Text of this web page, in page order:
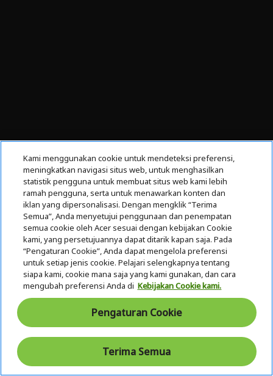
Baru
Tampilan
Serbaguna
Engsel 180
derajat yang
sempurna
untuk berbagi
konten dan
Kami menggunakan cookie untuk mendeteksi preferensi,
meningkatkan navigasi situs web, untuk menghasilkan
statistik pengguna untuk membuat situs web kami lebih
ramah pengguna, serta untuk menawarkan konten dan
iklan yang dipersonalisasi. Dengan mengklik “Terima
Semua”, Anda menyetujui penggunaan dan penempatan
semua cookie oleh Acer sesuai dengan kebijakan Cookie
kami, yang persetujuannya dapat ditarik kapan saja. Pada
“Pengaturan Cookie”, Anda dapat mengelola preferensi
untuk setiap jenis cookie. Pelajari selengkapnya tentang
siapa kami, cookie mana saja yang kami gunakan, dan cara
mengubah preferensi Anda di Kebijakan Cookie kami.
Pengaturan Cookie
Terima Semua